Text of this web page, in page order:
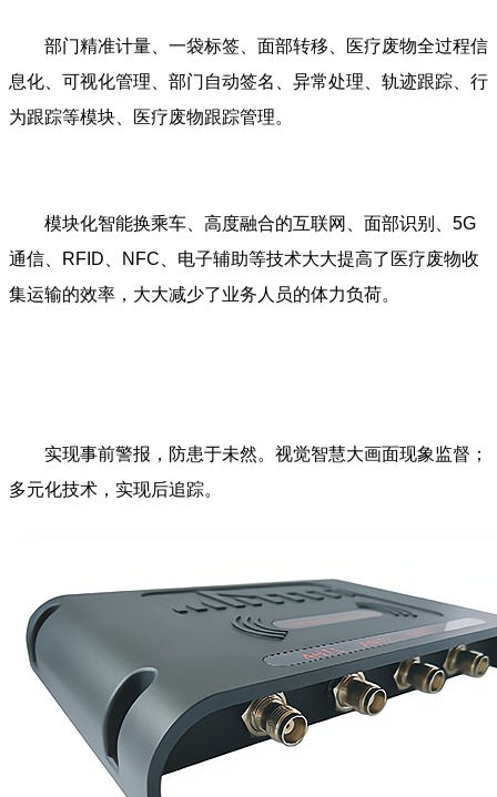
部门精准计量、一袋标签、面部转移、医疗废物全过程信
息化、可视化管理、部门自动签名、异常处理、轨迹跟踪、行
为跟踪等模块、医疗废物跟踪管理。
模块化智能换乘车、高度融合的互联网、面部识别、5G
通信、RFID、NFC、电子辅助等技术大大提高了医疗废物收
集运输的效率，大大减少了业务人员的体力负荷。
实现事前警报，防患于未然。视觉智慧大画面现象监督；
多元化技术，实现后追踪。